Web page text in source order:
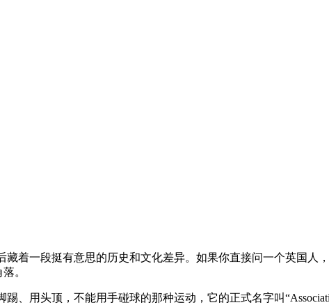
着一段挺有意思的历史和文化差异。如果你直接问一个英国人
。
、用头顶，不能用手碰球的那种运动，它的正式名字叫